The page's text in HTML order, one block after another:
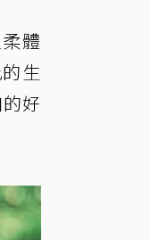
體
生
好